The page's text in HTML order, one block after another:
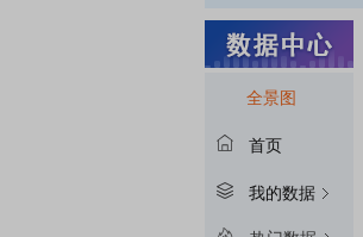
全景图
首页
我的数据